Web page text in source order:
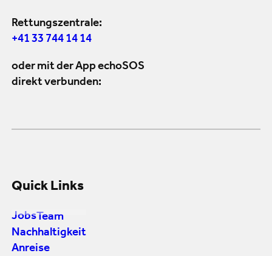
Rettungszentrale:
+41 33 744 14 14
oder mit der App echoSOS
direkt verbunden:
Quick Links
Jobs Team
Nachhaltigkeit
Anreise